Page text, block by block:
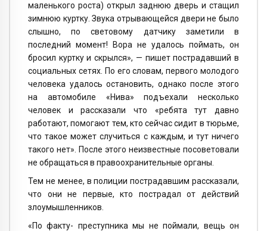
маленького роста) открыл заднюю дверь и стащил
зимнюю куртку. Звука отрывающейся двери не было
слышно, по световому датчику заметили в
последний момент! Вора не удалось поймать, он
бросил куртку и скрылся», — пишет пострадавший в
социальных сетях. По его словам, первого молодого
человека удалось остановить, однако после этого
на автомобиле «Нива» подъехали несколько
человек и рассказали что «ребята тут давно
работают, помогают тем, кто сейчас сидит в тюрьме,
что такое может случиться с каждым, и тут ничего
такого нет». После этого неизвестные посоветовали
не обращаться в правоохранительные органы.
Тем не менее, в полиции пострадавшим рассказали,
что они не первые, кто пострадал от действий
злоумышленников.
«По факту- преступника мы не поймали, вещь он